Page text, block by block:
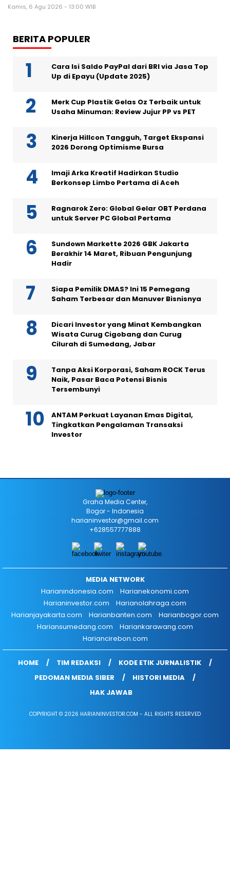
Kamis, 6 Agu 2026 - 13:00 WIB
BERITA POPULER
Cara Isi Saldo PayPal dari BRI via Jasa Top
Up di Epayu (Update 2025)
Merk Cup Plastik Gelas Oz Terbaik untuk
Usaha Minuman: Review Jujur PP vs PET
Kinerja Hillcon Tangguh, Target Ekspansi
2026 Dorong Optimisme Bursa
Imaji Arka Kreatif Hadirkan Studio
Berkonsep Limbo Pertama di Aceh
Ragnarok Zero: Global Gelar OBT Perdana
untuk Server PC Global Pertama
Sundown Markette 2026 GBK Jakarta
Berakhir 14 Maret, Ribuan Pengunjung
Hadir
Siapa Pemilik DMAS? Ini 15 Pemegang
Saham Terbesar dan Manuver Bisnisnya
Dicari Investor yang Minat Kembangkan
Wisata Curug Cigobang dan Curug
Cilurah di Sumedang, Jabar
Tanpa Aksi Korporasi, Saham ROCK Terus
Naik, Pasar Baca Potensi Bisnis
Tersembunyi
ANTAM Perkuat Layanan Emas Digital,
Tingkatkan Pengalaman Transaksi
Investor
Graha Media Center,
Bogor - Indonesia
harianinvestor@gmail.com
+628557777888
MEDIA NETWORK
Harianindonesia.com
Harianekonomi.com
Harianinvestor.com
Harianolahraga.com
Harianjayakarta.com
Harianbanten.com
Harianbogor.com
Hariansumedang.com
Hariankarawang.com
Hariancirebon.com
HOME TIM REDAKSI
KODE ETIK JURNALISTIK
PEDOMAN MEDIA SIBER
HISTORI MEDIA
HAK JAWAB
COPYRIGHT © 2026 HARIANINVESTOR.COM - ALL RIGHTS RESERVED